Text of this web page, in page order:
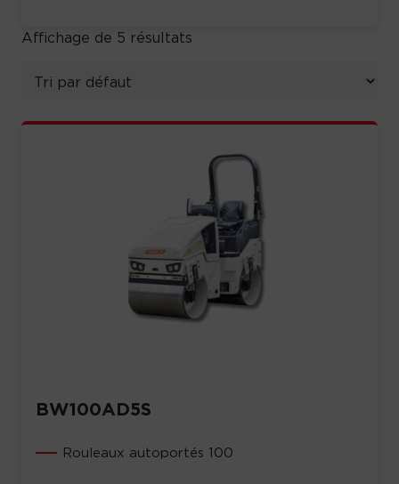
Affichage de 5 résultats
BW100AD5S
Rouleaux autoportés 100